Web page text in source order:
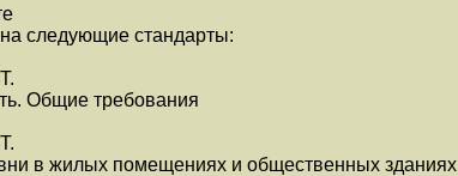
следующие стандарты:
Общие требования
в жилых помещениях и общественных зданиях